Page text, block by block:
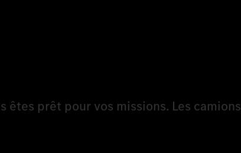
prêt pour vos missions. Les camions